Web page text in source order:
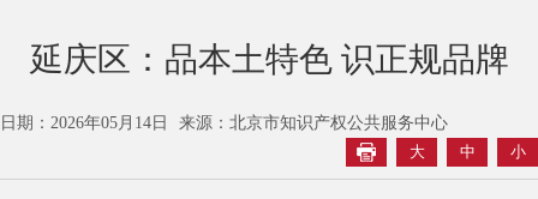
延庆区：品本土特色 识正规品牌
日期：2026年05月14日
来源：北京市知识产权公共服务中心
大
中 小